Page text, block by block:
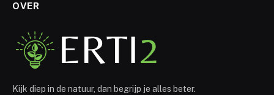
OVER
Kijk diep in de natuur, dan begrijp je alles beter.